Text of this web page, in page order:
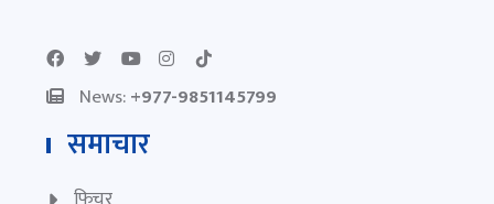
News:+977-9851145799
समाचार